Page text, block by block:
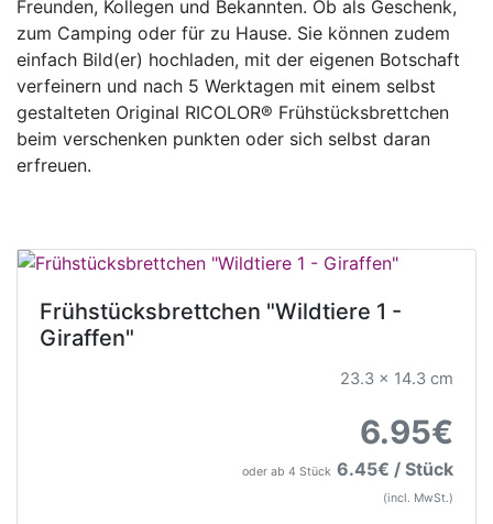
Freunden, Kollegen und Bekannten. Ob als Geschenk,
zum Camping oder für zu Hause. Sie können zudem
einfach Bild(er) hochladen, mit der eigenen Botschaft
verfeinern und nach 5 Werktagen mit einem selbst
gestalteten Original RICOLOR® Frühstücksbrettchen
beim verschenken punkten oder sich selbst daran
erfreuen.
Frühstücksbrettchen "Wildtiere 1 -
Giraffen"
23.3 x 14.3 cm
6.95€
oder ab 4 Stück 6.45€ / Stück
(incl. MwSt.)